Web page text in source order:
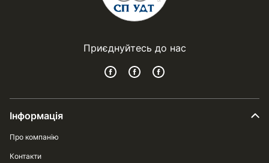
Приєднуйтесь до нас
Інформація
Про компанію
Контакти